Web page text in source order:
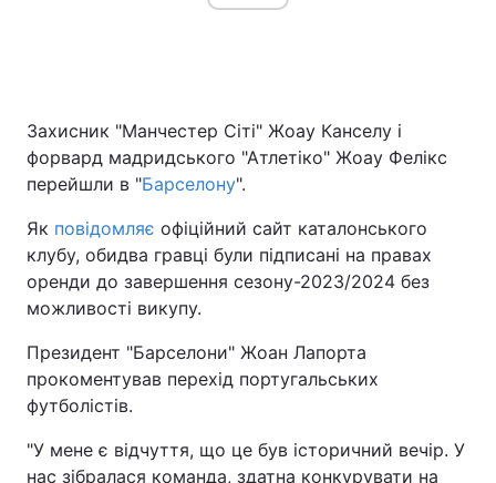
Захисник "Манчестер Сіті" Жоау Канселу і
форвард мадридського "Атлетіко" Жоау Фелікс
перейшли в "Барселону".
Як повідомляє офіційний сайт каталонського
клубу, обидва гравці були підписані на правах
оренди до завершення сезону-2023/2024 без
можливості викупу.
Президент "Барселони" Жоан Лапорта
прокоментував перехід португальських
футболістів.
"У мене є відчуття, що це був історичний вечір. У
нас зібралася команда, здатна конкурувати на